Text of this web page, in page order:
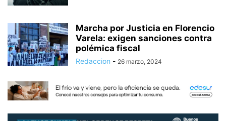
Marcha por Justicia en Florencio
Varela: exigen sanciones contra
polémica fiscal
Redaccion - 26 marzo, 2024